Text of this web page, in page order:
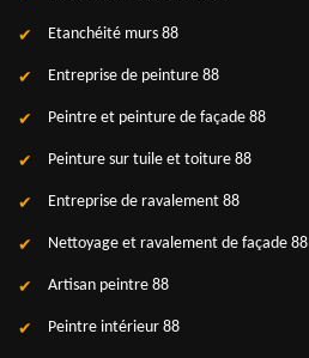
Etanchéité murs 88
Entreprise de peinture 88
Peintre et peinture de façade 88
Peinture sur tuile et toiture 88
Entreprise de ravalement 88
Nettoyage et ravalement de façade 88
Artisan peintre 88
Peintre intérieur 88